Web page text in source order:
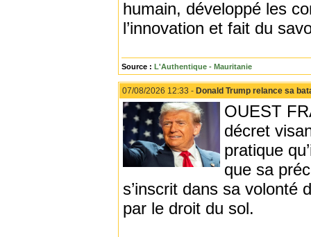
humain, développé les
l’innovation et fait du
Source : L'Authentique - Mauritanie
07/08/2026 12:33 - Donald Trump relance sa
OUEST
décret
pratique
que sa
s’inscrit dans sa volonté
par le droit du sol.